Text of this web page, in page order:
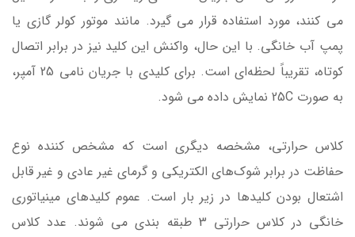
می کنند، مورد استفاده قرار می گیرد. مانند موتور کولر گازی یا
پمپ آب خانگی. با این حال، واکنش این کلید نیز‌ در برابر اتصال
کوتاه، تقریباً لحظه‌ای است. برای کلیدی با جریان نامی 25 آمپر،
به صورت 25C نمایش داده می شود.
کلاس حرارتی، مشخصه دیگری است که مشخص کننده نوع
حفاظت در برابر شوک‌های الکتریکی و گرمای غیر عادی و غیر قابل
اشتعال بودن کلیدها در زیر بار است. عموم کلیدهای مینیاتوری
خانگی در کلاس حرارتی 3 طبقه بندی می شوند. عدد کلاس